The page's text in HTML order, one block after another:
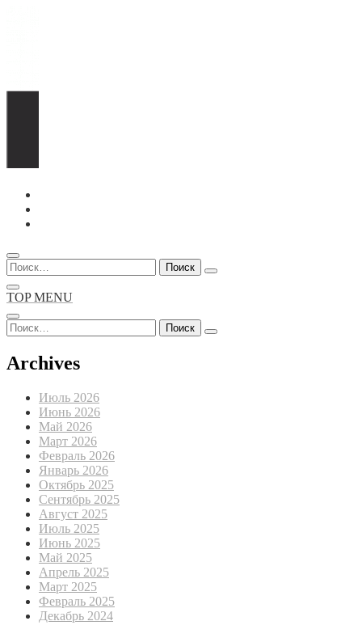
Перейти
содержимому
Найти:
TOP MENU
Найти:
Archives
Июль 2026
Июнь 2026
Май 2026
Март 2026
Февраль 2026
Январь 2026
Октябрь 2025
Сентябрь 2025
Август 2025
Июль 2025
Июнь 2025
Май 2025
Апрель 2025
Март 2025
Февраль 2025
Декабрь 2024